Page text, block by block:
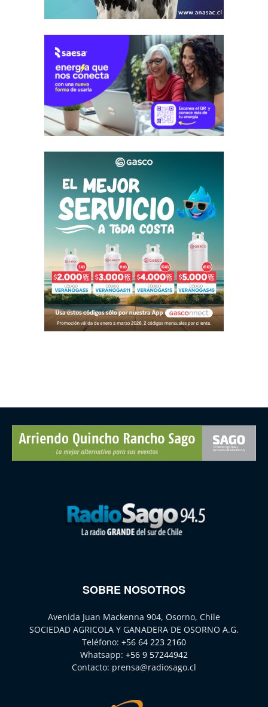
SOBRE NOSOTROS
Avenida Juan Mackenna 904, Osorno, Chile
SOCIEDAD AGRICOLA Y GANADERA DE OSORNO A.G.
Teléfono: +56 64 223 2160
Whatsapp: +56 9 57244942
Contacto: prensa@radiosago.cl